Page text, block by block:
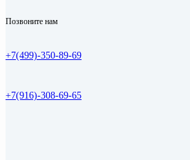
Позвоните нам
+7(499)-350-89-69
+7(916)-308-69-65